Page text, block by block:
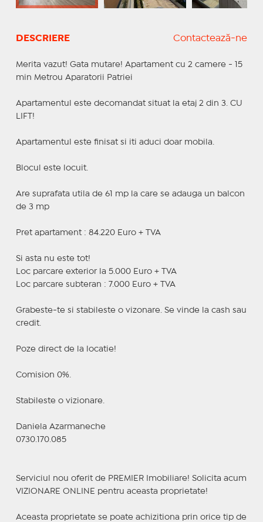
DESCRIERE Contactează-ne
Merita vazut! Gata mutare! Apartament cu 2 camere - 15
min Metrou Aparatorii Patriei
Apartamentul este decomandat situat la etaj 2 din 3. CU
LIFT!
Apartamentul este finisat si iti aduci doar mobila.
Blocul este locuit.
Are suprafata utila de 61 mp la care se adauga un balcon
de 3 mp
Pret apartament : 84.220 Euro + TVA
Si asta nu este tot!
Loc parcare exterior la 5.000 Euro + TVA
Loc parcare subteran : 7.000 Euro + TVA
Grabeste-te si stabileste o vizonare. Se vinde la cash sau
credit.
Poze direct de la locatie!
Comision 0%.
Stabileste o vizionare.
Daniela Azarmaneche
0730.170.085
Serviciul nou oferit de PREMIER Imobiliare! Solicita acum
VIZIONARE ONLINE pentru aceasta proprietate!
Aceasta proprietate se poate achizitiona prin orice tip de